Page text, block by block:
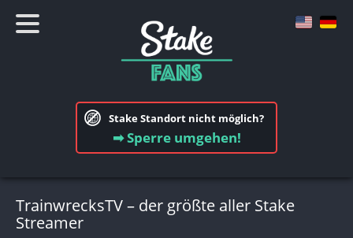
Stake Standort nicht möglich?
➡ Sperre umgehen!
TrainwrecksTV – der größte aller Stake
Streamer